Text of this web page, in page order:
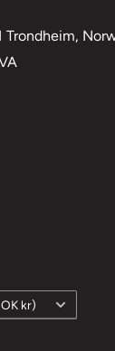
Trondheim,
kr)